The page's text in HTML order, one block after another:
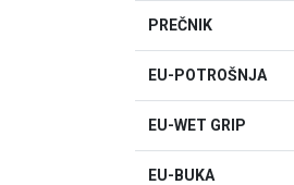
PREČNIK
EU-POTROŠNJA
EU-WET GRIP
EU-BUKA